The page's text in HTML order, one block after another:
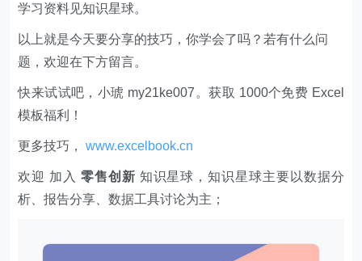
学习资料见知识星球。
以上就是今天要分享的技巧，你学会了吗？若有什么问
题，欢迎在下方留言。
快来试试吧，小琥 my21ke007。获取 1000个免费 Excel
模板福利​​​​！
更多技巧，www.excelbook.cn
欢迎 加入 零售创新 知识星球，知识星球主要以数据分
析、报告分享、数据工具讨论为主；